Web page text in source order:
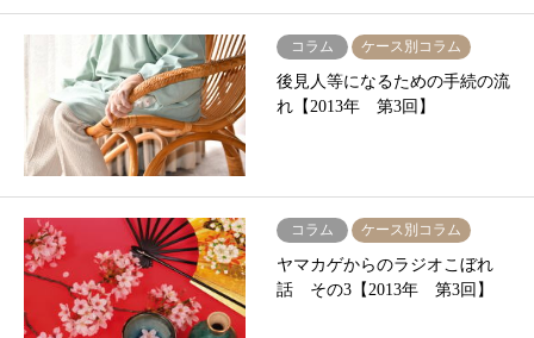
コラム ケース別コラム
後見人等になるための手続の流
れ【2013年 第3回】
コラム ケース別コラム
ヤマカゲからのラジオこぼれ
話 その3【2013年 第3回】